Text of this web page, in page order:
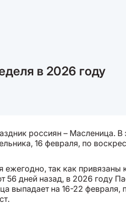
в 2026 году
россиян – Масленица. В
16 февраля, по
так как привязаны
56 дней назад, в 2026 году
выпадает на 16-22 февраля,